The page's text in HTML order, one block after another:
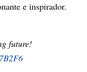
e inspirador.
future!